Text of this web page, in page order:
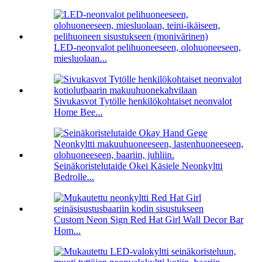
LED-neonvalot pelihuoneeseen, olohuoneeseen,
miesluolaan...
Sivukasvot Tytölle henkilökohtaiset neonvalot
Home Bee...
Seinäkoristelutaide Okei Käsiele Neonkyltti
Bedrolle...
Custom Neon Sign Red Hat Girl Wall Decor Bar
Hom...